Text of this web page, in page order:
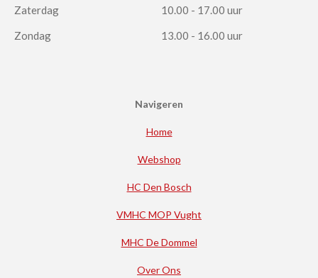
Zaterdag
10.00 - 17.00 uur
Zondag
13.00 - 16.00 uur
Navigeren
Home
Webshop
HC Den Bosch
VMHC MOP Vught
MHC De Dommel
Over Ons